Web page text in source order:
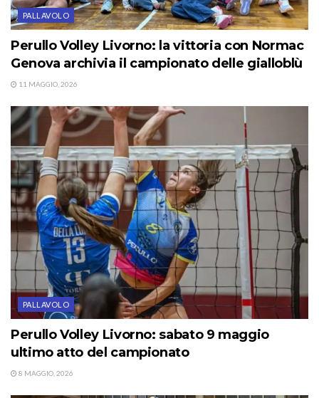
PALLAVOLO
Perullo Volley Livorno: la vittoria con Normac
Genova archivia il campionato delle gialloblù
11 MAGGIO, 2026
PALLAVOLO
Perullo Volley Livorno: sabato 9 maggio
ultimo atto del campionato
8 MAGGIO, 2026